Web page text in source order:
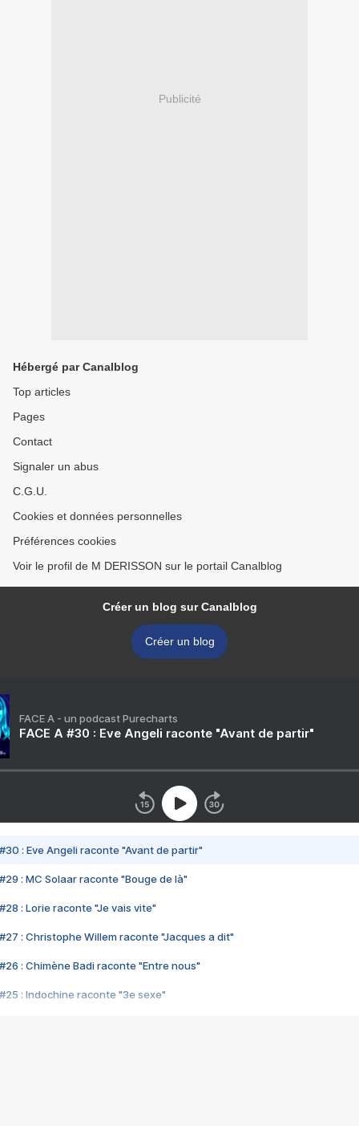
Publicité
Hébergé par Canalblog
Top articles
Pages
Contact
Signaler un abus
C.G.U.
Cookies et données personnelles
Préférences cookies
Voir le profil de M DERISSON sur le portail Canalblog
Créer un blog sur Canalblog
Créer un blog
FACE A - un podcast Purecharts
FACE A #30 : Eve Angeli raconte "Avant de partir"
#30 : Eve Angeli raconte "Avant de partir"
#29 : MC Solaar raconte "Bouge de là"
#28 : Lorie raconte "Je vais vite"
#27 : Christophe Willem raconte "Jacques a dit"
#26 : Chimène Badi raconte "Entre nous"
#25 : Indochine raconte "3e sexe"